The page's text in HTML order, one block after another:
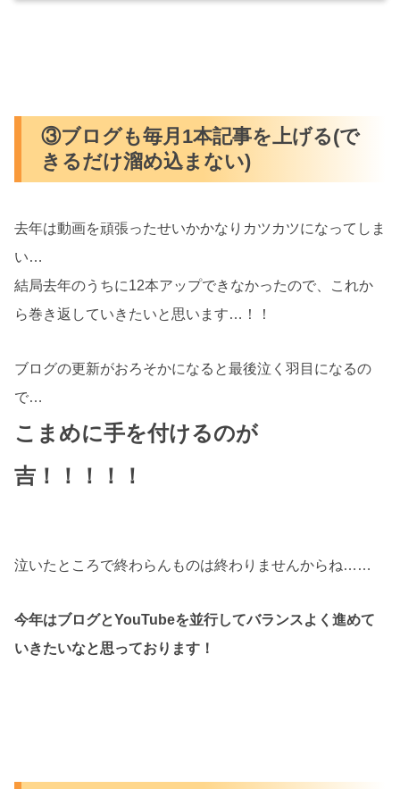
③ブログも毎月1本記事を上げる(で
きるだけ溜め込まない)
去年は動画を頑張ったせいかかなりカツカツになってしま
い…
結局去年のうちに12本アップできなかったので、これか
ら巻き返していきたいと思います…！！
ブログの更新がおろそかになると最後泣く羽目になるの
で…
こまめに手を付けるのが
吉！！！！！
泣いたところで終わらんものは終わりませんからね……
今年はブログとYouTubeを並行してバランスよく進めて
いきたいなと思っております！